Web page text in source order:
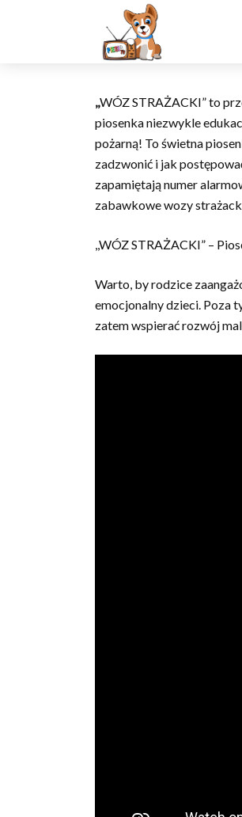
,,WÓZ STRAŻACKI” to
piosenka niezwykle
pożarną! To świetna
zadzwonić i jak
zapamiętają numer
zabawkowe wozy
,,WÓZ STRAŻACKI” –
Warto, by rodzice
emocjonalny dzieci. Poza
zatem wspierać rozwój